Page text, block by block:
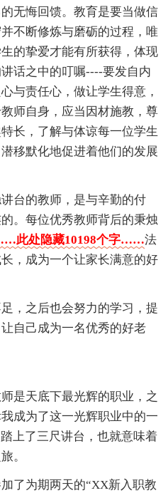
无悔回馈。教育是要当做信
不断修炼与磨砺的过程，唯
的挚爱才能有所获得，体现
话之中的叮嘱----要发自内
与责任心，做让学生得意，
师自身，应当因材施教，尊
长，了解与体谅每一位学生
移默化地促进着他们的发展
台的教师，是与辛勤的付
。每位优秀教师背后的秉烛
此处隐藏10198个字……法
，成为一个让家长满意的好
，之后也会努力的学习，提
自己成为一名优秀的好老
是天底下最光辉的职业，之
成为了这一光辉职业中的一
上了三尺讲台，也就意味着
。
了为期两天的“XX新入职教